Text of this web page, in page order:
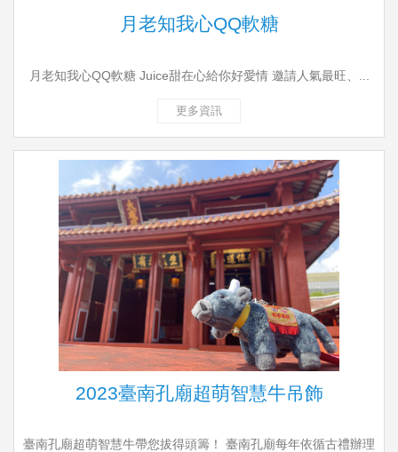
月老知我心QQ軟糖
月老知我心QQ軟糖 Juice甜在心給你好愛情 邀請人氣最旺、...
更多資訊
2023臺南孔廟超萌智慧牛吊飾
臺南孔廟超萌智慧牛帶您拔得頭籌！ 臺南孔廟每年依循古禮辦理